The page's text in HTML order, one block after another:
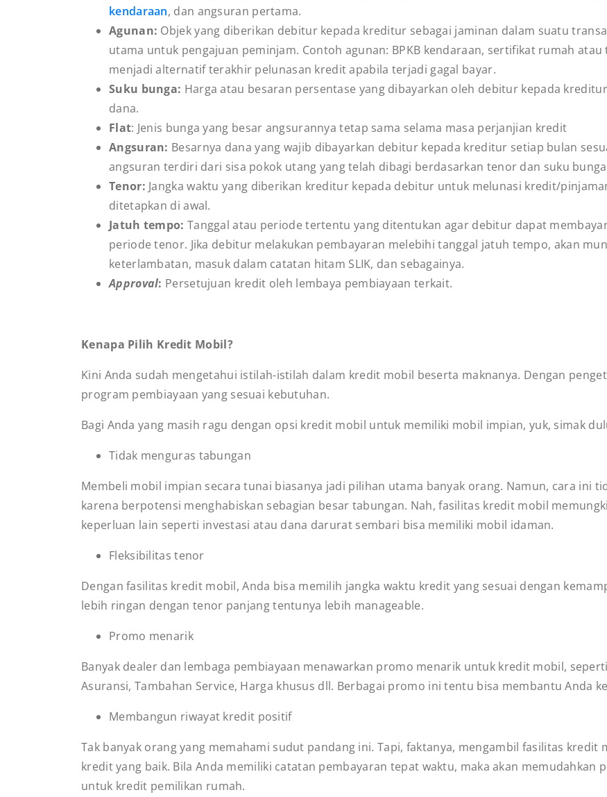
kendaraan, dan angsuran pertama.
Agunan: Objek yang diberikan debitur kepada kreditur sebagai jaminan dalam suatu
utama untuk pengajuan peminjam. Contoh agunan: BPKB kendaraan, sertifikat rumah atau
menjadi alternatif terakhir pelunasan kredit apabila terjadi gagal bayar.
Suku bunga: Harga atau besaran persentase yang dibayarkan oleh debitur kepada
dana.
Flat: Jenis bunga yang besar angsurannya tetap sama selama masa perjanjian kredit
Angsuran: Besarnya dana yang wajib dibayarkan debitur kepada kreditur setiap bulan
angsuran terdiri dari sisa pokok utang yang telah dibagi berdasarkan tenor dan suku
Tenor: Jangka waktu yang diberikan kreditur kepada debitur untuk melunasi kredit/
ditetapkan di awal.
Jatuh tempo: Tanggal atau periode tertentu yang ditentukan agar debitur dapat
periode tenor. Jika debitur melakukan pembayaran melebihi tanggal jatuh tempo, akan
keterlambatan, masuk dalam catatan hitam SLIK, dan sebagainya.
Approval: Persetujuan kredit oleh lembaya pembiayaan terkait.
Kenapa Pilih Kredit Mobil?
Kini Anda sudah mengetahui istilah-istilah dalam kredit mobil beserta maknanya. Dengan
program pembiayaan yang sesuai kebutuhan.
Bagi Anda yang masih ragu dengan opsi kredit mobil untuk memiliki mobil impian, yuk, simak
Tidak menguras tabungan
Membeli mobil impian secara tunai biasanya jadi pilihan utama banyak orang. Namun, cara ini
karena berpotensi menghabiskan sebagian besar tabungan. Nah, fasilitas kredit mobil
keperluan lain seperti investasi atau dana darurat sembari bisa memiliki mobil idaman.
Fleksibilitas tenor
Dengan fasilitas kredit mobil, Anda bisa memilih jangka waktu kredit yang sesuai dengan
lebih ringan dengan tenor panjang tentunya lebih manageable.
Promo menarik
Banyak dealer dan lembaga pembiayaan menawarkan promo menarik untuk kredit mobil,
Asuransi, Tambahan Service, Harga khusus dll. Berbagai promo ini tentu bisa membantu Anda
Membangun riwayat kredit positif
Tak banyak orang yang memahami sudut pandang ini. Tapi, faktanya, mengambil fasilitas
kredit yang baik. Bila Anda memiliki catatan pembayaran tepat waktu, maka akan memudahkan
untuk kredit pemilikan rumah.